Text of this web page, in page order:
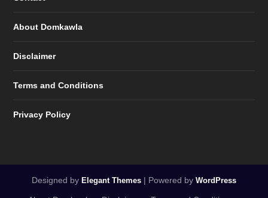
About Domkawla
Disclaimer
Terms and Conditions
Privacy Policy
Designed by Elegant Themes | Powered by WordPress